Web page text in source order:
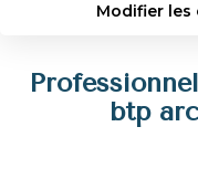
Modifier
Sélectionnez...
Type de bien
btp